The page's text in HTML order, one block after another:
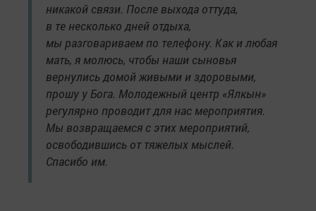
никакой связи. После выхода оттуда,
в те несколько дней отдыха,
мы разговариваем по телефону. Как и любая
мать, я молюсь, чтобы наши сыновья
вернулись домой живыми и здоровыми,
прошу у Бога. Молодежный центр «Ялкын»
регулярно проводит для нас мероприятия.
Мы возвращаемся с этих мероприятий,
освободившись от тяжелых мыслей.
Спасибо им.